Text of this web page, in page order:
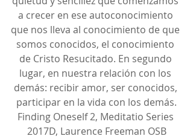
a crecer en ese autoconocimiento
que nos lleva al conocimiento de que
somos conocidos, el conocimiento
de Cristo Resucitado. En segundo
lugar, en nuestra relación con los
demás: recibir amor, ser conocidos,
participar en la vida con los demás.
Finding Oneself 2, Meditatio Series
2017D, Laurence Freeman OSB